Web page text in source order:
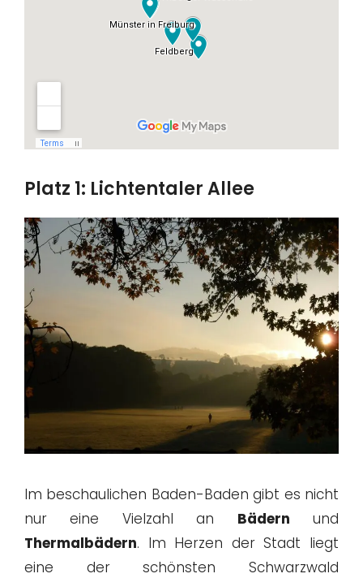
Platz 1: Lichtentaler Allee
Im beschaulichen Baden-Baden gibt es nicht
nur eine Vielzahl an Bädern und
Thermalbädern. Im Herzen der Stadt liegt
eine der schönsten Schwarzwald